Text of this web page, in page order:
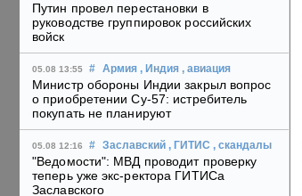
Путин провел перестановки в
руководстве группировок российских
войск
05.08 13:55 # Армия , Индия , авиация
Министр обороны Индии закрыл вопрос
о приобретении Су-57: истребитель
покупать не планируют
05.08 12:16 # Заславский , ГИТИС , скандалы
"Ведомости": МВД проводит проверку
теперь уже экс-ректора ГИТИСа
Заславского